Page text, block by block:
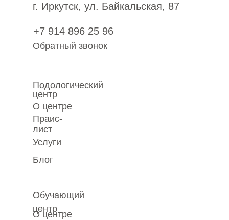
г. Иркутск, ул. Байкальская, 87
+7 914 896 25 96
Обратный звонок
Подологический
центр
О центре
Прайс-
лист
Услуги
Блог
Обучающий
центр
О центре